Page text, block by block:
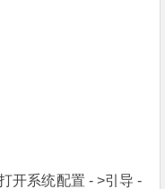
开系统配置 - >引导 -